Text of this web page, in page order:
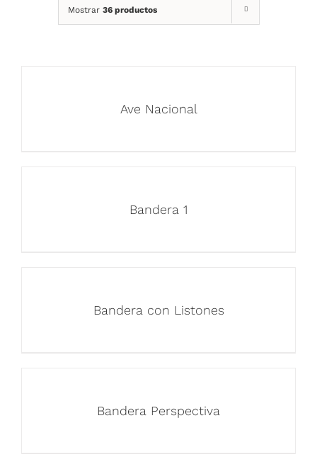
Mostrar 36 productos
Ave Nacional
Bandera 1
Bandera con Listones
Bandera Perspectiva